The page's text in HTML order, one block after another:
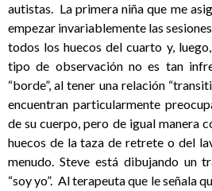
autistas. La primera niña que me
empezar invariablemente las
todos los huecos del cuarto y,
tipo de observación no es tan
“borde”, al tener una relación
encuentran particularmente
de su cuerpo, pero de igual manera
huecos de la taza de retrete o del
menudo. Steve está dibujando un
“soy yo”. Al terapeuta que le señala